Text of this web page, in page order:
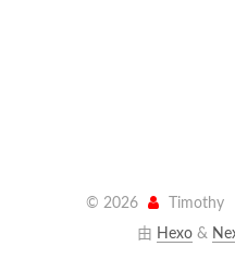
© 2026 Timothy
由 Hexo&